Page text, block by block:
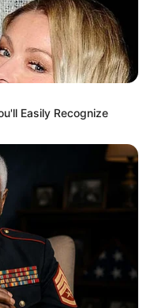
depois de 2019
todo segurado do INSS —
— que comprove exposição
aagentes nocivos
15, 20 ou 25 anos
da reforma, passou a ser
vinculada ao tempo de
15 anos de atividade
20 anos e 60 anos para
adicional de exigência
valer apenas os prazos de
que o trabalhador precise
Easily Recognize